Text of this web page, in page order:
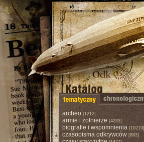
archeo [1212]
armie i żołnierze [4233]
biografie i wspomnienia[10219]
czasopisma odkrywców[883]